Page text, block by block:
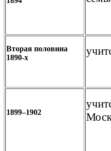
Вторая половина
1890-х
1899–1902